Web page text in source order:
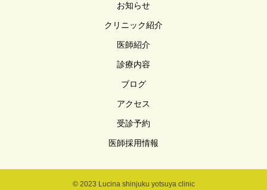
お知らせ
クリニック紹介
医師紹介
診療内容
ブログ
アクセス
受診予約
医師採用情報
© 2023 Lucina shinjuku yotsuya clinic